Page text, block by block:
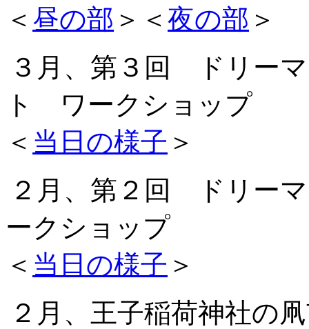
＜ 昼の部 ＞＜ 夜の部 ＞
３月、第３回 ドリー
ト ワークショップ
＜ 当日の様子 ＞
２月、第２回 ドリー
ークショップ
＜ 当日の様子 ＞
２月、王子稲荷神社の